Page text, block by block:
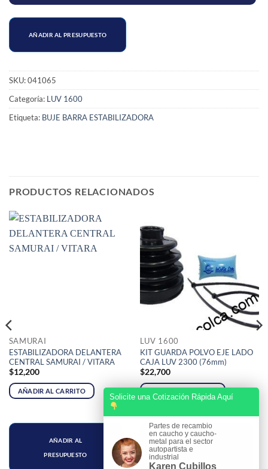
AÑADIR AL PRESUPUESTO
SKU:041065
Categoría: LUV 1600
Etiqueta: BUJE BARRA ESTABILIZADORA
PRODUCTOS RELACIONADOS
SAMURAI
ESTABILIZADORA DELANTERA
CENTRAL SAMURAI / VITARA
$12,200
AÑADIR AL CARRITO
AÑADIR AL
PRESUPUESTO
LUV 1600
KIT GUARDA POLVO EJE LADO
CAJA LUV 2300 (76mm)
$22,700
AÑADIR AL
PRESUPUESTO
Solicite una Cotización Rápida Aquí
Partes de recambio
en caucho y caucho-
metal para el sector
autopartista e
industrial
Karen Cubillos